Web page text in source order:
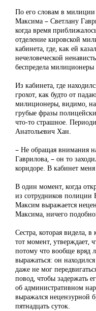
По его словам в милиции
Максима – Светлану
когда время
отделение кировской
кабинета, где, как ей
нечеловеческой
беспредела
Из кабинета, где
грохот, как будто от
милиционеры, видимо,
грубые фразы
что-то страшное.
Анатольевич Хан.
– Не обращая внимания
Гаврилова, – он то
коридоре. В кабинет
В один момент, когда
из сотрудников полиции
Максим выражается
Максима, ничего
Сестра, которая видела,
тот момент, утверждает,
потому что вообще вряд
выражаться: он
даже не мог
повод, чтобы задержать
об административном
выражался нецензурной
пятнадцать суток.